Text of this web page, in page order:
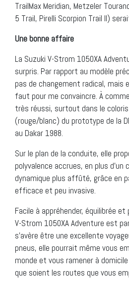
TrailMax Meridian, Metzeler
5 Trail, Pirelli Scorpion Trail II)
Une bonne affaire
La Suzuki V-Strom 1050XA
surpris. Par rapport au modèle
pas de changement radical, mais
faut pour me convaincre. À
très réussi, surtout dans le coloris
(rouge/blanc) du prototype de la
au Dakar 1988.
Sur le plan de la conduite, elle
polyvalence accrues, en plus
dynamique plus affûté, grâce en
efficace et peu invasive.
Facile à appréhender, équilibrée
V-Strom 1050XA Adventure est
s’avère être une excellente
pneus, elle pourrait même vous
monde et vous ramener à
que soient les routes que vous